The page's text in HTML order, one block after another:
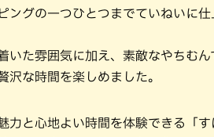
ングの一つひとつまでていねいに
いた雰囲気に加え、素敵なやちむ
沢な時間を楽しめました。
力と心地よい時間を体験できる「